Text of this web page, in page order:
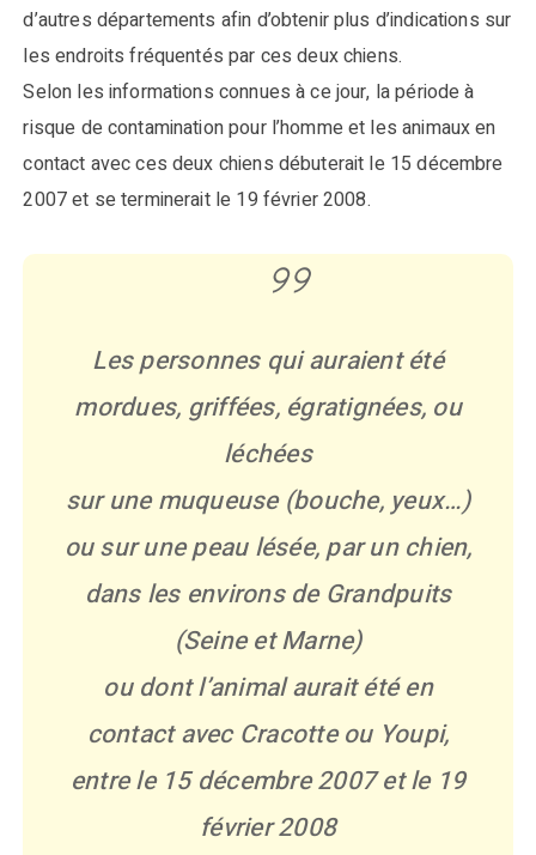
d’autres départements afin d’obtenir plus d’indications sur
les endroits fréquentés par ces deux chiens.
Selon les informations connues à ce jour, la période à
risque de contamination pour l’homme et les animaux en
contact avec ces deux chiens débuterait le 15 décembre
2007 et se terminerait le 19 février 2008.
Les personnes qui auraient été
mordues, griffées, égratignées, ou
léchées
sur une muqueuse (bouche, yeux…)
ou sur une peau lésée, par un chien,
dans les environs de Grandpuits
(Seine et Marne)
ou dont l’animal aurait été en
contact avec Cracotte ou Youpi,
entre le 15 décembre 2007 et le 19
février 2008